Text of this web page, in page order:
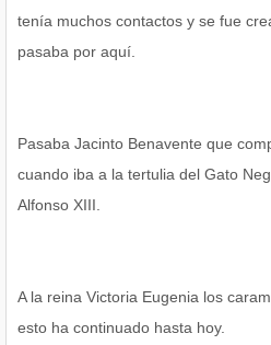
tenía muchos contactos y se fue
pasaba por aquí.
Pasaba Jacinto Benavente que
cuando iba a la tertulia del Gato
Alfonso XIII.
A la reina Victoria Eugenia los
esto ha continuado hasta hoy.